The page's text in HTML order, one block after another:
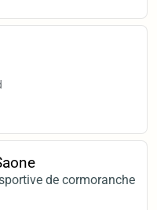
de cormoranche